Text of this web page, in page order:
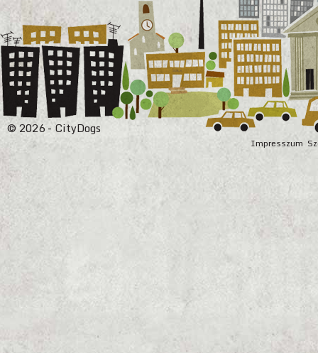
Impresszum
© 2026 - CityDogs